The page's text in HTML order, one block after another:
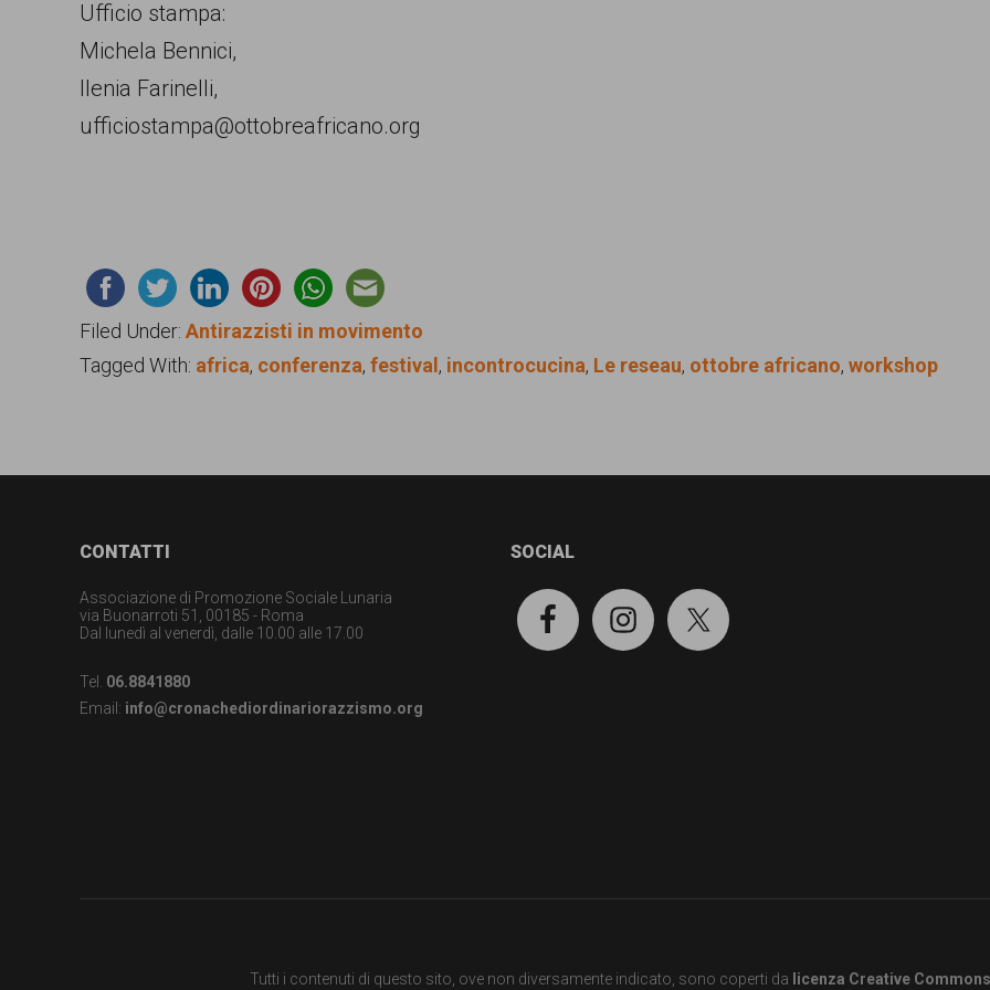
Ufficio stampa:
Michela Bennici,
Ilenia Farinelli,
ufficiostampa@ottobreafricano.org
Filed Under: Antirazzisti in movimento
Tagged With: africa, conferenza, festival , incontrocucina, Le reseau, ottobre africano, workshop
FooterCONTATTI
Associazione di Promozione Sociale Lunaria
via Buonarroti 51, 00185 - Roma
Dal lunedì al venerdì, dalle 10.00 alle 17.00
Tel. 06.8841880
Email: info@cronachediordinariorazzismo.org
SOCIAL
Tutti i contenuti di questo sito, ove non diversamente indicato, sono coperti da licenza Creative Commons